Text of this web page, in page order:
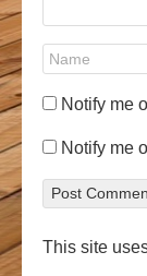
Notify me
Notify me
This site